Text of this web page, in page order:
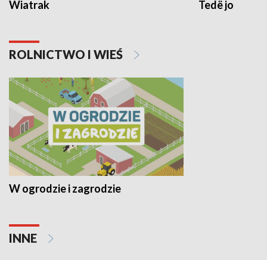
Wiatrak Tedë jo
ROLNICTWO I WIEŚ
W ogrodzie i zagrodzie
INNE